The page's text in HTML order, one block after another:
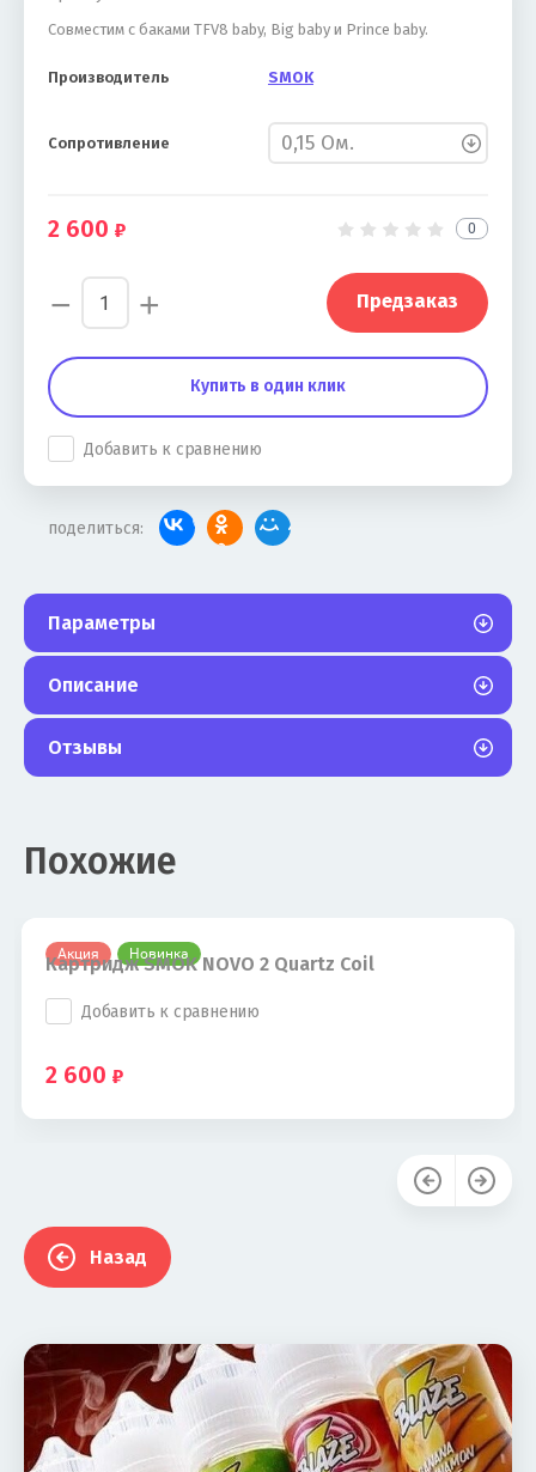
Совместим с баками TFV8 baby, Big baby и Prince baby.
Производитель SMOK
Сопротивление
2 600 0
− + Предзаказ
Купить в один клик
Добавить к сравнению
поделиться:
Параметры
Описание
Отзывы
Похожие
Акция Новинка
Картридж SMOK NOVO 2 Quartz Coil
Добавить к сравнению
2 600
Назад